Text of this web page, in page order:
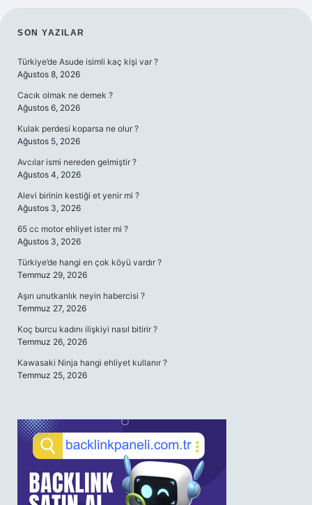
SIDEBAR
SON YAZILAR
Türkiye’de Asude isimli kaç kişi var ?
Ağustos 8, 2026
Cacık olmak ne demek ?
Ağustos 6, 2026
Kulak perdesi koparsa ne olur ?
Ağustos 5, 2026
Avcılar ismi nereden gelmiştir ?
Ağustos 4, 2026
Alevi birinin kestiği et yenir mi ?
Ağustos 3, 2026
65 cc motor ehliyet ister mi ?
Ağustos 3, 2026
Türkiye’de hangi en çok köyü vardır ?
Temmuz 29, 2026
Aşırı unutkanlık neyin habercisi ?
Temmuz 27, 2026
Koç burcu kadını ilişkiyi nasıl bitirir ?
Temmuz 26, 2026
Kawasaki Ninja hangi ehliyet kullanır ?
Temmuz 25, 2026